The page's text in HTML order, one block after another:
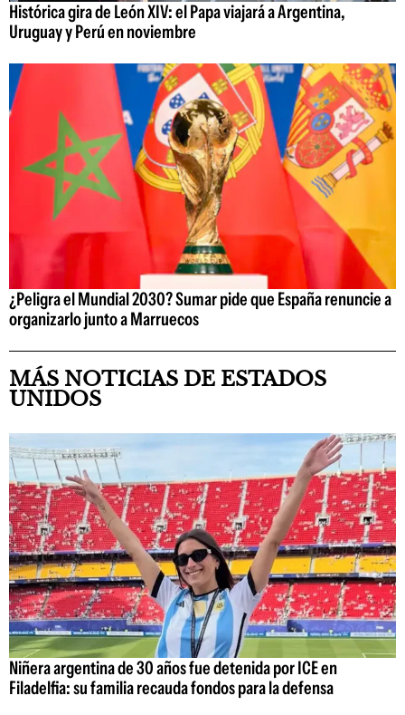
Histórica gira de León XIV: el Papa viajará a Argentina,
Uruguay y Perú en noviembre
¿Peligra el Mundial 2030? Sumar pide que España renuncie a
organizarlo junto a Marruecos
MÁS NOTICIAS DE ESTADOS
UNIDOS
Niñera argentina de 30 años fue detenida por ICE en
Filadelfia: su familia recauda fondos para la defensa